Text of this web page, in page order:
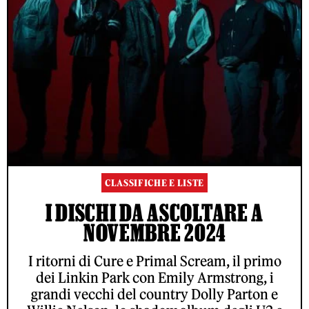
CLASSIFICHE E LISTE
I DISCHI DA ASCOLTARE A
NOVEMBRE 2024
I ritorni di Cure e Primal Scream, il primo
dei Linkin Park con Emily Armstrong, i
grandi vecchi del country Dolly Parton e